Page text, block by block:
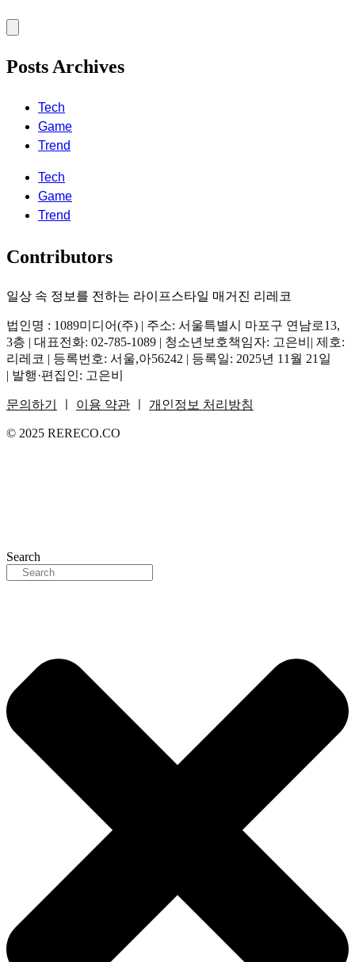
Posts Archives
Tech
Game
Trend
Tech
Game
Trend
Contributors
일상 속 정보를 전하는 라이프스타일 매거진 리레코
법인명 : 1089미디어(주) | 주소: 서울특별시 마포구 연남로13,
3층 | 대표전화: 02-785-1089 | 청소년보호책임자: 고은비| 제호:
리레코 | 등록번호: 서울,아56242 | 등록일: 2025년 11월 21일
| 발행·편집인: 고은비
문의하기 이용 약관 개인정보 처리방침
© 2025 RERECO.CO
Search